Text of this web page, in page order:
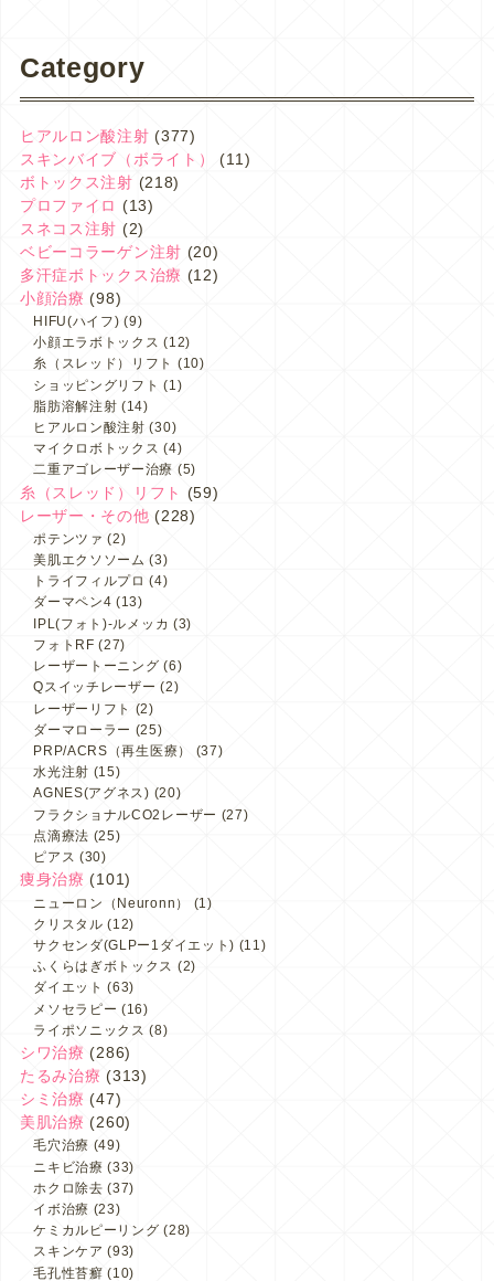
Category
ヒアルロン酸注射 (377)
スキンバイブ（ボライト）
(11)
ボトックス注射 (218)
プロファイロ (13)
スネコス注射 (2)
ベビーコラーゲン注射 (20)
多汗症ボトックス治療 (12)
小顔治療 (98)
HIFU(ハイフ) (9)
小顔エラボトックス (12)
糸（スレッド）リフト (10)
ショッピングリフト (1)
脂肪溶解注射 (14)
ヒアルロン酸注射 (30)
マイクロボトックス (4)
二重アゴレーザー治療 (5)
糸（スレッド）リフト
(59)
レーザー・その他 (228)
ポテンツァ (2)
美肌エクソソーム (3)
トライフィルプロ (4)
ダーマペン4 (13)
IPL(フォト)-ルメッカ (3)
フォトRF (27)
レーザートーニング (6)
Qスイッチレーザー (2)
レーザーリフト (2)
ダーマローラー (25)
PRP/ACRS（再生医療）
(37)
水光注射 (15)
AGNES(アグネス) (20)
フラクショナルCO2レーザー (27)
点滴療法 (25)
ピアス (30)
痩身治療 (101)
ニューロン（Neuronn）
(1)
クリスタル (12)
サクセンダ(GLPー1ダイエット) (11)
ふくらはぎボトックス (2)
ダイエット (63)
メソセラピー (16)
ライポソニックス (8)
シワ治療 (286)
たるみ治療 (313)
シミ治療 (47)
美肌治療 (260)
毛穴治療 (49)
ニキビ治療 (33)
ホクロ除去 (37)
イボ治療 (23)
ケミカルピーリング (28)
スキンケア (93)
毛孔性苔癬 (10)